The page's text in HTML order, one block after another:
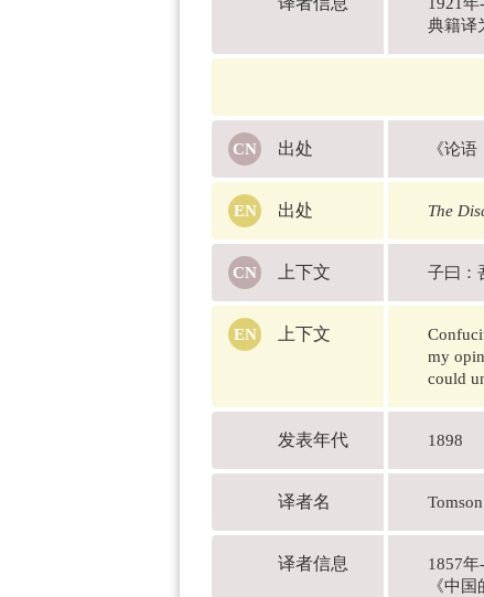
典籍译
出处 《论语
出处 The
上下文 子曰：
上下文
my
could
发表年代 1898
译者名
译者信息
1857
《中